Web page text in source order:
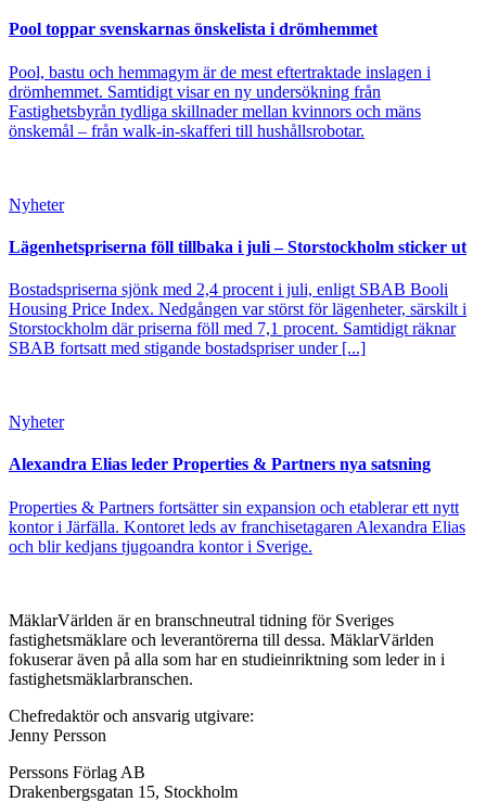
Pool toppar svenskarnas önskelista i drömhemmet
Pool, bastu och hemmagym är de mest eftertraktade inslagen i
drömhemmet. Samtidigt visar en ny undersökning från
Fastighetsbyrån tydliga skillnader mellan kvinnors och mäns
önskemål – från walk-in-skafferi till hushållsrobotar.
Nyheter
Lägenhetspriserna föll tillbaka i juli – Storstockholm sticker ut
Bostadspriserna sjönk med 2,4 procent i juli, enligt SBAB Booli
Housing Price Index. Nedgången var störst för lägenheter, särskilt i
Storstockholm där priserna föll med 7,1 procent. Samtidigt räknar
SBAB fortsatt med stigande bostadspriser under [...]
Nyheter
Alexandra Elias leder Properties & Partners nya satsning
Properties & Partners fortsätter sin expansion och etablerar ett nytt
kontor i Järfälla. Kontoret leds av franchisetagaren Alexandra Elias
och blir kedjans tjugoandra kontor i Sverige.
MäklarVärlden är en branschneutral tidning för Sveriges
fastighetsmäklare och leverantörerna till dessa. MäklarVärlden
fokuserar även på alla som har en studieinriktning som leder in i
fastighetsmäklarbranschen.
Chefredaktör och ansvarig utgivare:
Jenny Persson
Perssons Förlag AB
Drakenbergsgatan 15, Stockholm